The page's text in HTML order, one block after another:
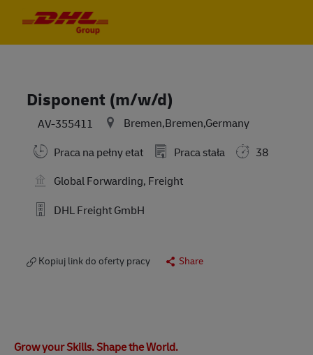
Disponent (m/w/d)
AV-355411
Bremen,Bremen,Germany
Praca na pełny etat
Praca stała
38
Global Forwarding, Freight
DHL Freight GmbH
Kopiuj link do oferty pracy Share
Grow your Skills. Shape the World.